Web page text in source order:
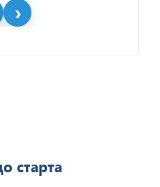
старта